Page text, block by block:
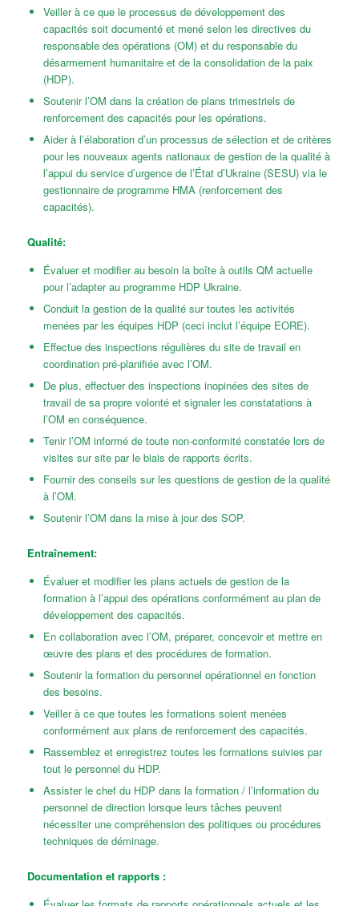
Veiller à ce que le processus de développement des
capacités soit documenté et mené selon les directives du
responsable des opérations (OM) et du responsable du
désarmement humanitaire et de la consolidation de la paix
(HDP).
Soutenir l’OM dans la création de plans trimestriels de
renforcement des capacités pour les opérations.
Aider à l’élaboration d’un processus de sélection et de critères
pour les nouveaux agents nationaux de gestion de la qualité à
l’appui du service d’urgence de l’État d’Ukraine (SESU) via le
gestionnaire de programme HMA (renforcement des
capacités).
Qualité:
Évaluer et modifier au besoin la boîte à outils QM actuelle
pour l’adapter au programme HDP Ukraine.
Conduit la gestion de la qualité sur toutes les activités
menées par les équipes HDP (ceci inclut l’équipe EORE).
Effectue des inspections régulières du site de travail en
coordination pré-planifiée avec l’OM.
De plus, effectuer des inspections inopinées des sites de
travail de sa propre volonté et signaler les constatations à
l’OM en conséquence.
Tenir l’OM informé de toute non-conformité constatée lors de
visites sur site par le biais de rapports écrits.
Fournir des conseils sur les questions de gestion de la qualité
à l’OM.
Soutenir l’OM dans la mise à jour des SOP.
Entraînement:
Évaluer et modifier les plans actuels de gestion de la
formation à l’appui des opérations conformément au plan de
développement des capacités.
En collaboration avec l’OM, ​​préparer, concevoir et mettre en
œuvre des plans et des procédures de formation.
Soutenir la formation du personnel opérationnel en fonction
des besoins.
Veiller à ce que toutes les formations soient menées
conformément aux plans de renforcement des capacités.
Rassemblez et enregistrez toutes les formations suivies par
tout le personnel du HDP.
Assister le chef du HDP dans la formation / l’information du
personnel de direction lorsque leurs tâches peuvent
nécessiter une compréhension des politiques ou procédures
techniques de déminage.
Documentation et rapports :